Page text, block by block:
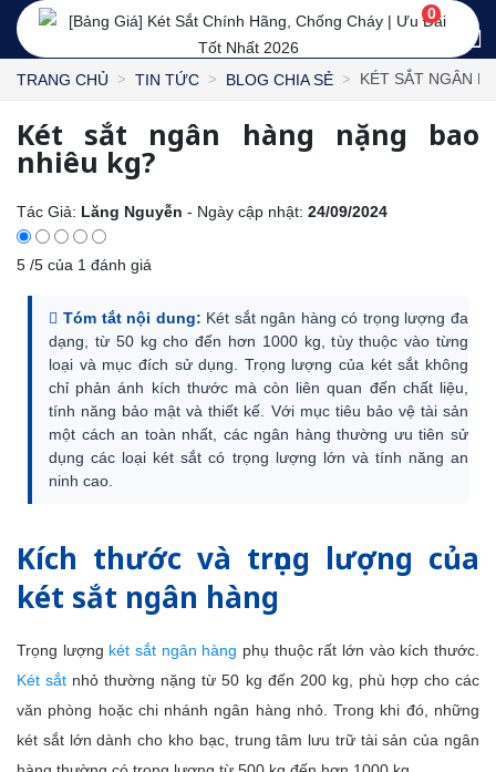
0
TRANG CHỦ TIN TỨC BLOG CHIA SẺ KÉT SẮT NGÂN
Két sắt ngân hàng nặng bao
nhiêu kg?
Tác Giả: Lăng Nguyễn - Ngày cập nhật: 24/09/2024
5 /5 của 1 đánh giá
Tóm tắt nội dung: Két sắt ngân hàng có trọng lượng đa
dạng, từ 50 kg cho đến hơn 1000 kg, tùy thuộc vào từng
loại và mục đích sử dụng. Trọng lượng của két sắt không
chỉ phản ánh kích thước mà còn liên quan đến chất liệu,
tính năng bảo mật và thiết kế. Với mục tiêu bảo vệ tài sản
một cách an toàn nhất, các ngân hàng thường ưu tiên sử
dụng các loại két sắt có trọng lượng lớn và tính năng an
ninh cao.
Kích thước và trọng lượng của
két sắt ngân hàng
Trọng lượng két sắt ngân hàng phụ thuộc rất lớn vào kích thước.
Két sắt nhỏ thường nặng từ 50 kg đến 200 kg, phù hợp cho các
văn phòng hoặc chi nhánh ngân hàng nhỏ. Trong khi đó, những
két sắt lớn dành cho kho bạc, trung tâm lưu trữ tài sản của ngân